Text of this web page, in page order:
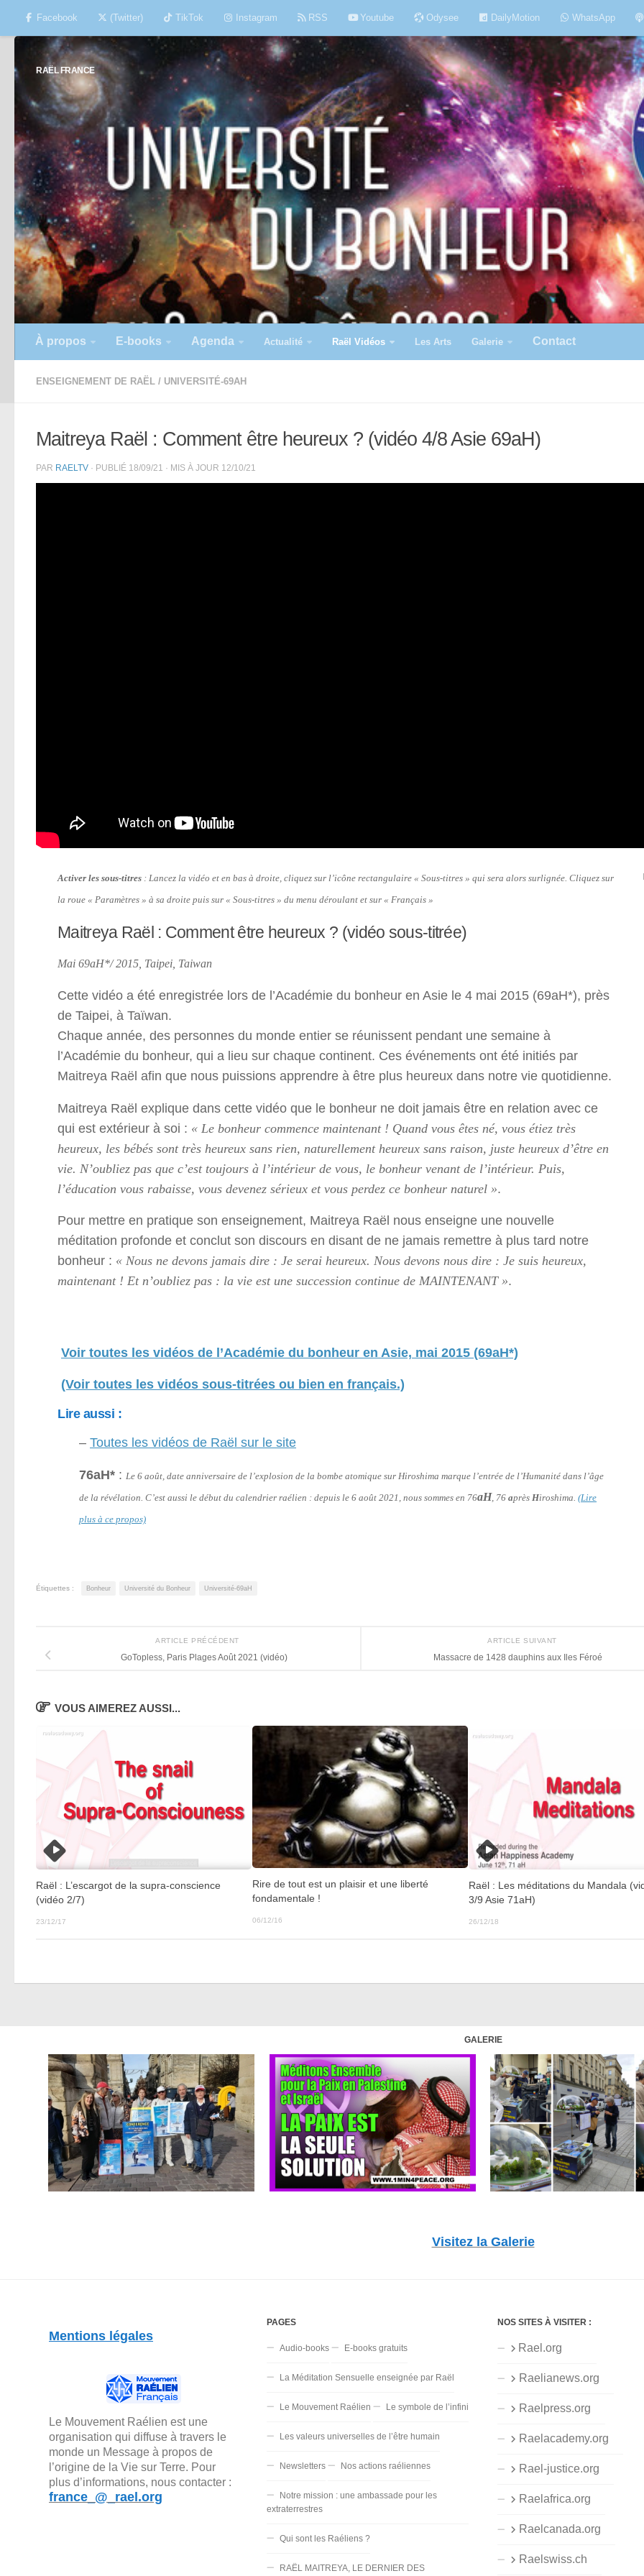
Skip to content
Facebook (Twitter) TikTok Instagram RSS Youtube Odysee DailyMotion WhatsApp
RAËL FRANCE
À propos E-books Agenda Actualité Raël Vidéos Les Arts Galerie Contact
ENSEIGNEMENT DE RAËL / UNIVERSITÉ-69AH
Maitreya Raël : Comment être heureux ? (vidéo 4/8 Asie 69aH)
PAR RAELTV · PUBLIÉ 18/09/21 · MIS À JOUR 12/10/21
Activer les sous-titres : Lancez la vidéo et en bas à droite, cliquez sur l’icône rectangulaire « Sous-titres » qui sera alors surlignée. Cliquez sur
la roue « Paramètres » à sa droite puis sur « Sous-titres » du menu déroulant et sur « Français »
Maitreya Raël : Comment être heureux ? (vidéo sous-titrée)
Mai 69aH*/ 2015, Taipei, Taiwan
Cette vidéo a été enregistrée lors de l’Académie du bonheur en Asie le 4 mai 2015 (69aH*), près
de Taipei, à Taïwan.
Chaque année, des personnes du monde entier se réunissent pendant une semaine à
l’Académie du bonheur, qui a lieu sur chaque continent. Ces événements ont été initiés par
Maitreya Raël afin que nous puissions apprendre à être plus heureux dans notre vie quotidienne.
Maitreya Raël explique dans cette vidéo que le bonheur ne doit jamais être en relation avec ce
qui est extérieur à soi : « Le bonheur commence maintenant ! Quand vous êtes né, vous étiez très
heureux, les bébés sont très heureux sans rien, naturellement heureux sans raison, juste heureux d’être en
vie. N’oubliez pas que c’est toujours à l’intérieur de vous, le bonheur venant de l’intérieur. Puis,
l’éducation vous rabaisse, vous devenez sérieux et vous perdez ce bonheur naturel ».
Pour mettre en pratique son enseignement, Maitreya Raël nous enseigne une nouvelle
méditation profonde et conclut son discours en disant de ne jamais remettre à plus tard notre
bonheur : « Nous ne devons jamais dire : Je serai heureux. Nous devons nous dire : Je suis heureux,
maintenant ! Et n’oubliez pas : la vie est une succession continue de MAINTENANT ».
Voir toutes les vidéos de l’Académie du bonheur en Asie, mai 2015 (69aH*)
(Voir toutes les vidéos sous-titrées ou bien en français.)
Lire aussi :
– Toutes les vidéos de Raël sur le site
76aH* : Le 6 août, date anniversaire de l’explosion de la bombe atomique sur Hiroshima marque l’entrée de l’Humanité dans l’âge
de la révélation. C’est aussi le début du calendrier raélien : depuis le 6 août 2021, nous sommes en 76aH, 76 après Hiroshima. (Lire
plus à ce propos)
Étiquettes : Bonheur Université du Bonheur Université-69aH
ARTICLE SUIVANT
Massacre de 1428 dauphins aux Iles Féroé
ARTICLE PRÉCÉDENT
GoTopless, Paris Plages Août 2021 (vidéo)
VOUS AIMEREZ AUSSI...
Raël : L’escargot de la supra-conscience
(vidéo 2/7)
23/12/17
Rire de tout est un plaisir et une liberté
fondamentale !
06/12/16
Raël : Les méditations du Mandala
3/9 Asie 71aH)
26/12/18
GALERIE
Visitez la Galerie
Mentions légales
Le Mouvement Raélien est une
organisation qui diffuse à travers le
monde un Message à propos de
l’origine de la Vie sur Terre. Pour
plus d’informations, nous contacter :
france_@_rael.org
PAGES
Audio-books E-books gratuits
La Méditation Sensuelle enseignée par Raël
Le Mouvement Raélien Le symbole de l’infini
Les valeurs universelles de l’être humain
Newsletters Nos actions raéliennes
Notre mission : une ambassade pour les
extraterrestres
Qui sont les Raéliens ?
RAËL MAITREYA, LE DERNIER DES
NOS SITES À VISITER :
Rael.org
Raelianews.org
Raelpress.org
Raelacademy.org
Rael-justice.org
Raelafrica.org
Raelcanada.org
Raelswiss.ch